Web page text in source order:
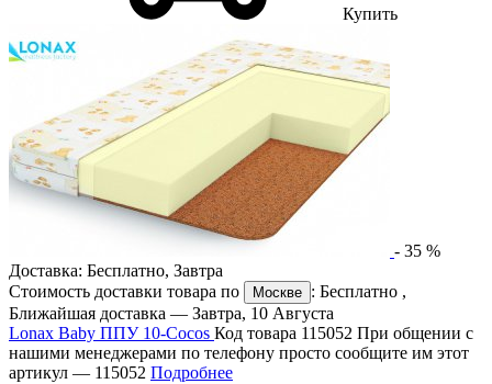
Купить
- 35 %
Доставка: Бесплатно, Завтра
Стоимость доставки товара по
Москве : Бесплатно ,
Ближайшая доставка — Завтра, 10 Августа
Lonax Baby ППУ 10-Cocos Код товара 115052 При общении с
нашими менеджерами по телефону просто сообщите им этот
артикул — 115052 Подробнее